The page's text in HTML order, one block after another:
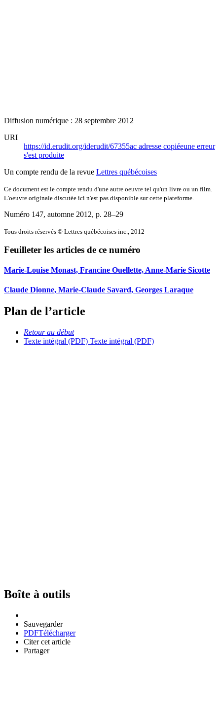
Diffusion numérique : 28 septembre 2012
URI
https://id.erudit.org/iderudit/67355ac adresse copiéeune erreur
s'est produite
Un compte rendu de la revue Lettres québécoises
Ce document est le compte rendu d'une autre oeuvre tel qu'un livre ou un film.
L'oeuvre originale discutée ici n'est pas disponible sur cette plateforme.
Numéro 147, automne 2012, p. 28–29
Tous droits réservés © Lettres québécoises inc., 2012
Feuilleter les articles de ce numéro
Marie-Louise Monast, Francine Ouellette, Anne-Marie Sicotte
Claude Dionne, Marie-Claude Savard, Georges Laraque
Plan de l’article
Retour au début
Texte intégral (PDF) Texte intégral (PDF)
Boîte à outils
Sauvegarder
PDFTélécharger
Citer cet article
Partager